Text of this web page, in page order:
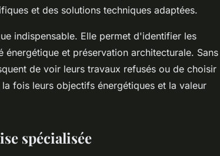
et des solutions techniques adaptées.
indispensable. Elle permet d'identifier les
énergétique et préservation architecturale. Sans
de voir leurs travaux refusés ou de choisir
fois leurs objectifs énergétiques et la valeur
spécialisée